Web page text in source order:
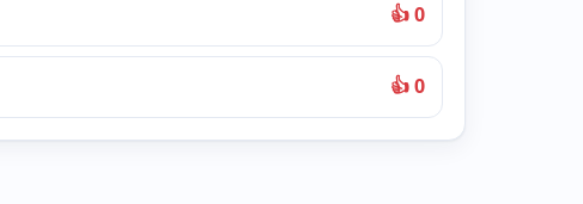
👍 0
👍 0